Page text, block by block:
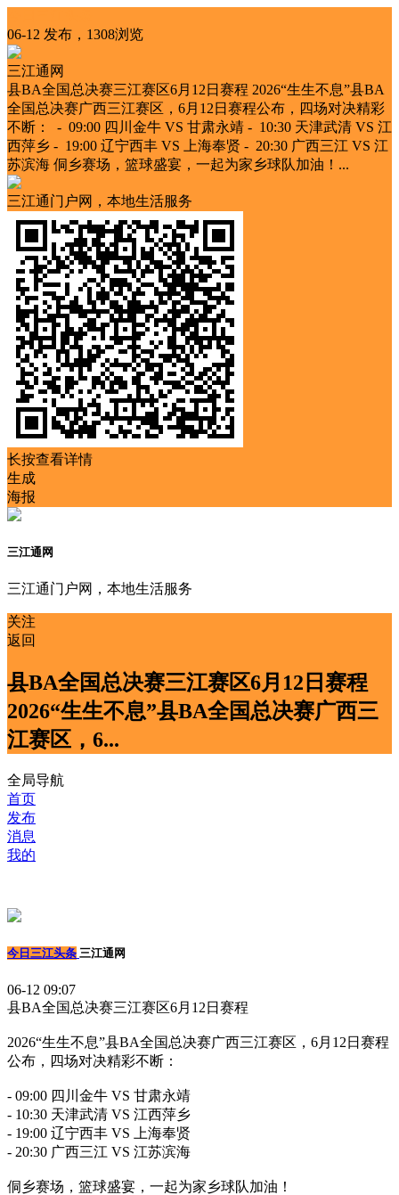
06-12 发布，1308浏览
三江通网
县BA全国总决赛三江赛区6月12日赛程 2026“生生不息”县BA
全国总决赛广西三江赛区，6月12日赛程公布，四场对决精彩
不断： - 09:00 四川金牛 VS 甘肃永靖 - 10:30 天津武清 VS 江
西萍乡 - 19:00 辽宁西丰 VS 上海奉贤 - 20:30 广西三江 VS 江
苏滨海 侗乡赛场，篮球盛宴，一起为家乡球队加油！...
三江通门户网，本地生活服务
长按查看详情
生成
海报
三江通网
三江通门户网，本地生活服务
关注
返回
县BA全国总决赛三江赛区6月12日赛程
2026“生生不息”县BA全国总决赛广西三
江赛区，6...
全局导航
首页
发布
消息
我的
今日三江头条 三江通网
06-12 09:07
县BA全国总决赛三江赛区6月12日赛程
2026“生生不息”县BA全国总决赛广西三江赛区，6月12日赛程
公布，四场对决精彩不断：
- 09:00 四川金牛 VS 甘肃永靖
- 10:30 天津武清 VS 江西萍乡
- 19:00 辽宁西丰 VS 上海奉贤
- 20:30 广西三江 VS 江苏滨海
侗乡赛场，篮球盛宴，一起为家乡球队加油！